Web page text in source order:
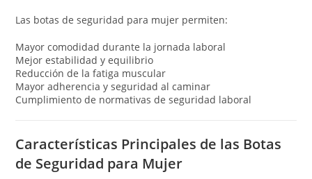
Las botas de seguridad para mujer permiten:
Mayor comodidad durante la jornada laboral
Mejor estabilidad y equilibrio
Reducción de la fatiga muscular
Mayor adherencia y seguridad al caminar
Cumplimiento de normativas de seguridad laboral
Características Principales de las Botas
de Seguridad para Mujer